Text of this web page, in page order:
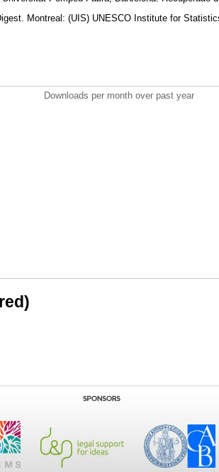
Montreal: (UIS) UNESCO Institute for
Downloads per month over past year